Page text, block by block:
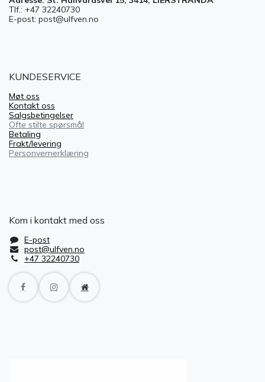
Tlf.: +47 32240730
E-post: post@ulfven.no
KUNDESERVICE
Møt oss
Kontakt oss
Salgsbetingelser
Ofte stilte spørsmål
Betaling
Frakt/levering
Personvernerklæring
Kom i kontakt med oss
E-post
post@ulfven.no
+47 32240730